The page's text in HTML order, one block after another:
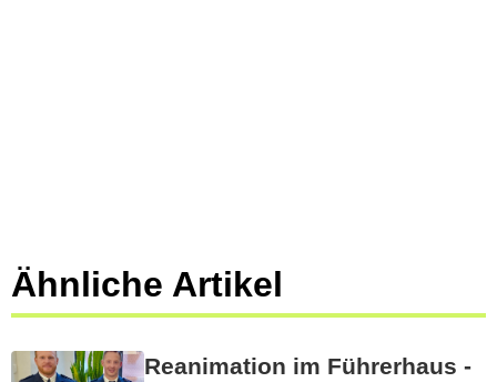
Ähnliche Artikel
Reanimation im Führerhaus -